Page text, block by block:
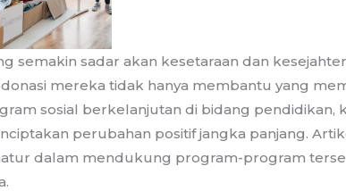
semakin sadar akan kesetaraan dan
mereka tidak hanya membantu yang
sosial berkelanjutan di bidang pendidikan,
perubahan positif jangka panjang.
dalam mendukung program-program